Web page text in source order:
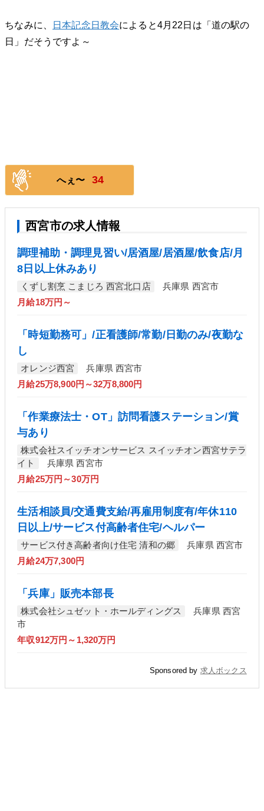
ちなみに、 日本記念日教会によると4月22日は「道の駅の
日」だそうですよ～
へぇ〜 34
西宮市の求人情報
調理補助・調理見習い/居酒屋/居酒屋/飲食店/月
8日以上休みあり
くずし割烹 こまじろ 西宮北口店
兵庫県 西宮市
月給18万円～
「時短勤務可」/正看護師/常勤/日勤のみ/夜勤な
し
オレンジ西宮
兵庫県 西宮市
月給25万8,900円～32万8,800円
「作業療法士・OT」訪問看護ステーション/賞
与あり
株式会社スイッチオンサービス スイッチオン西宮サテラ
イト
兵庫県 西宮市
月給25万円～30万円
生活相談員/交通費支給/再雇用制度有/年休110
日以上/サービス付高齢者住宅/ヘルパー
サービス付き高齢者向け住宅 清和の郷
兵庫県 西宮市
月給24万7,300円
「兵庫」販売本部長
株式会社シュゼット・ホールディングス
兵庫県 西宮
市
年収912万円～1,320万円
Sponsored by 求人ボックス